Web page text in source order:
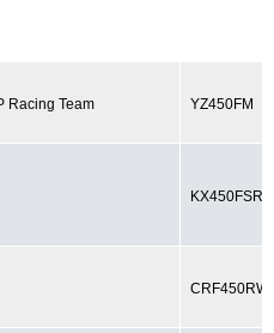
Racing Team YZ450FM
KX450FSR
CRF450RW